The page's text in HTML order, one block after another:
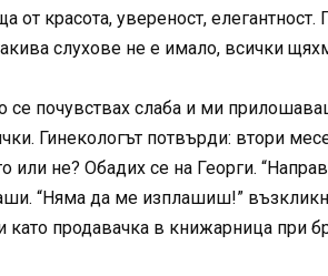
от красота, увереност,
слухове не е имало, всички
се почувствах слаба и ми
Гинекологът потвърди: втори
или не? Обадих се на Георги.
“Няма да ме изплашиш!”
като продавачка в книжарница при